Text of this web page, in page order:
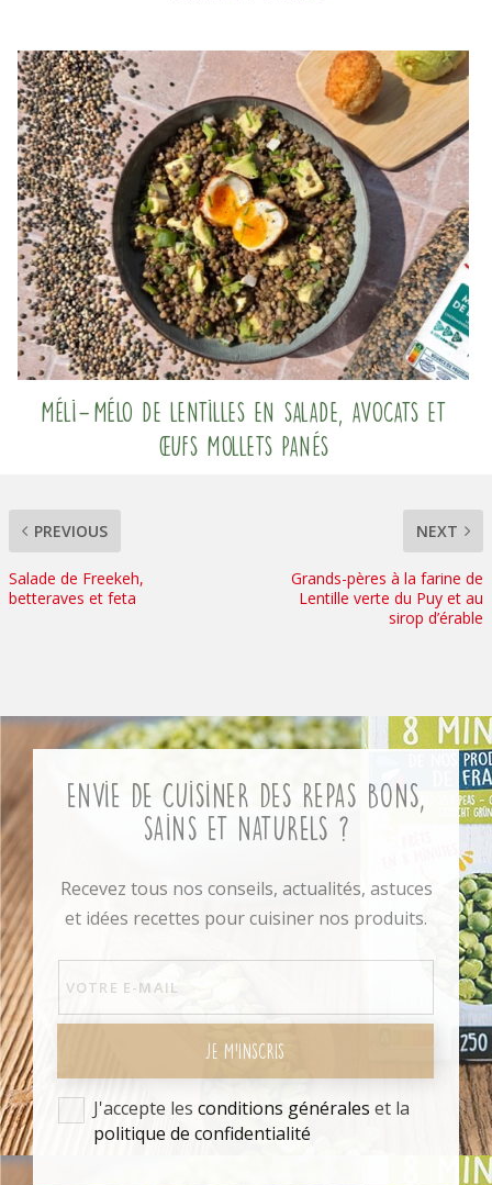
Méli-Mélo de lentilles en salade, avocats et
œufs mollets panés
PREVIOUS
Salade de Freekeh,
betteraves et feta
NEXT
Grands-pères à la farine de
Lentille verte du Puy et au
sirop d’érable
Envie de cuisiner des repas bons,
sains et naturels ?
Recevez tous nos conseils, actualités, astuces
et idées recettes pour cuisiner nos produits.
J'accepte les conditions générales et la
politique de confidentialité
JE M'INSCRIS